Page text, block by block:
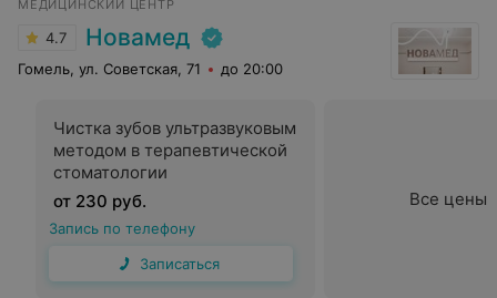
МЕДИЦИНСКИЙ ЦЕНТР
4.7 Новамед
Гомель, ул. Советская, 71 до 20:00
Чистка зубов ультразвуковым
методом в терапевтической
стоматологии
от 230 руб.
Запись по телефону
Записаться
Все цены